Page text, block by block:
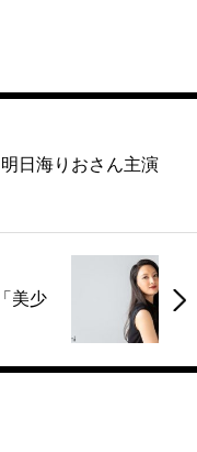
日海りおさん主演
美少